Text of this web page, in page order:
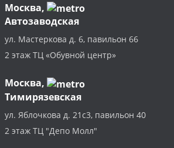
Москва,
Автозаводская
ул. Мастеркова д. 6, павильон 66
2 этаж ТЦ «Обувной центр»
Москва,
Тимирязевская
ул. Яблочкова д. 21с3, павильон 40
2 этаж ТЦ "Депо Молл"